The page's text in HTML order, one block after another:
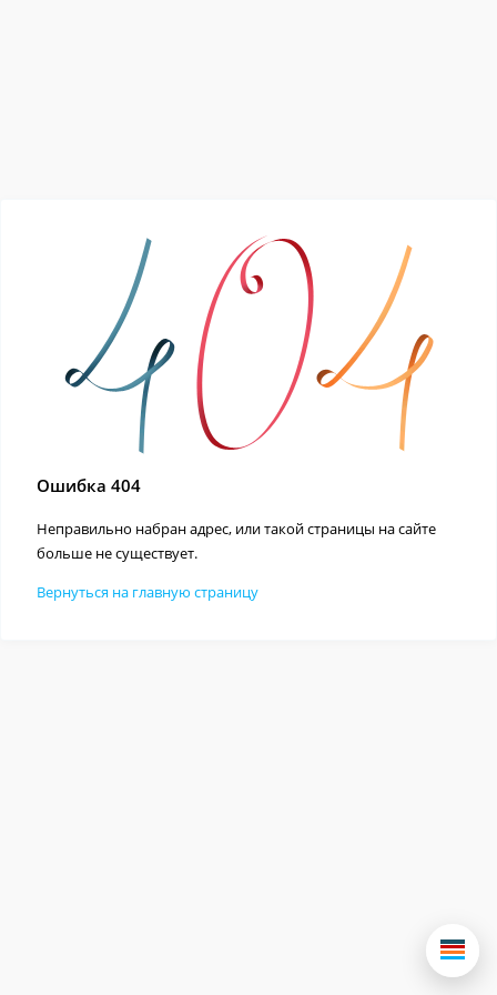
Ошибка 404
Неправильно набран адрес, или такой страницы на сайте
больше не существует.
Вернуться на главную страницу